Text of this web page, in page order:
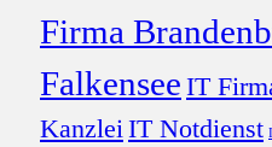
Firma
Falkensee IT
Kanzlei IT Notdienst